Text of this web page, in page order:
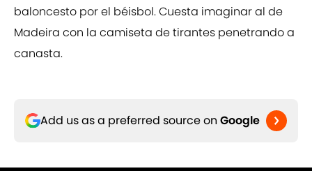
baloncesto por el béisbol. Cuesta imaginar al de
Madeira con la camiseta de tirantes penetrando a
canasta.
Add us as a preferred source on Google